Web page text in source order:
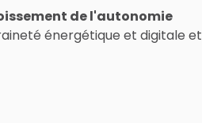
de l'autonomie
énergétique et digitale et